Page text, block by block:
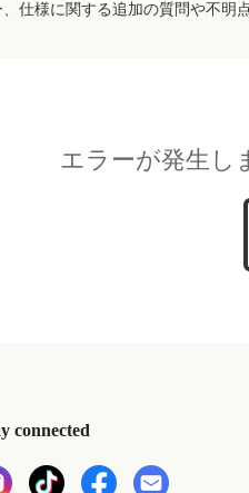
仕様に関する追加の質問や不
エラーが発生し
connected